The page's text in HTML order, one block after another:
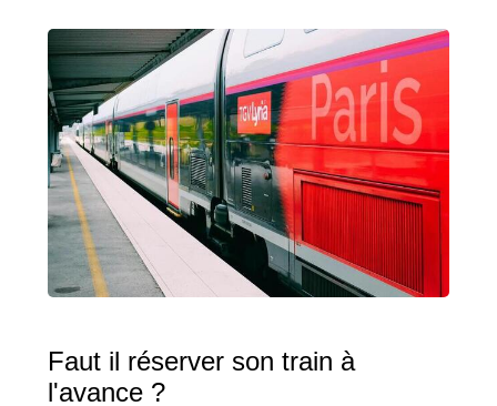
Faut il réserver son train à
l'avance ?